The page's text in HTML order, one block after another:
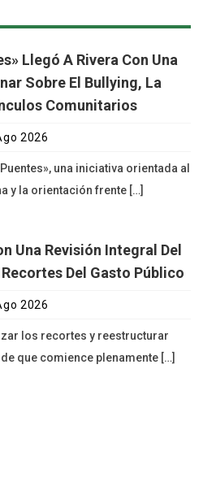
Llegó A Rivera Con Una
Sobre El Bullying, La
Comunitarios
2026
una iniciativa orientada al
y la orientación frente […]
Una Revisión Integral Del
Del Gasto Público
2026
los recortes y reestructurar
que comience plenamente […]